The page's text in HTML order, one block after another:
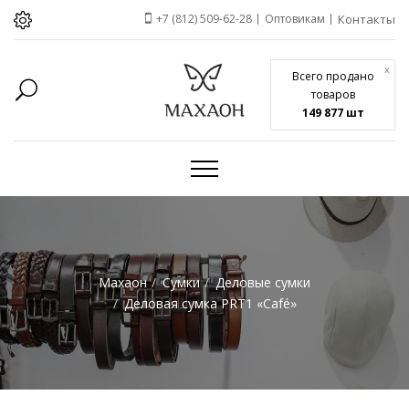
Всего продано
товаров
149 877 шт
x
+7 (812) 509-62-28 Оптовикам Контакты
Махаон Сумки
Деловые сумки
Деловая сумка PRT1 «Café»